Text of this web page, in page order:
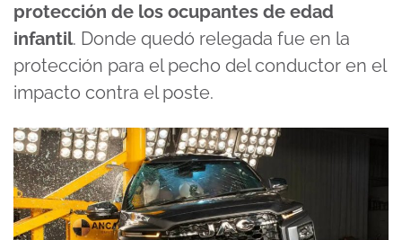
protección de los ocupantes de edad
infantil. Donde quedó relegada fue en la
protección para el pecho del conductor en el
impacto contra el poste.